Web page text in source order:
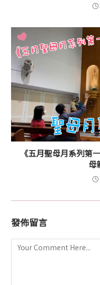
《五月聖母月系列第
母
發佈留言